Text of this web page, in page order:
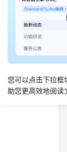
您可以点击下拉框
助您更高效地阅读